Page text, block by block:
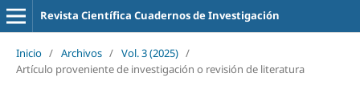
Revista Científica Cuadernos de Investigación
Inicio / Archivos / Vol. 3 (2025) /
Artículo proveniente de investigación o revisión de literatura